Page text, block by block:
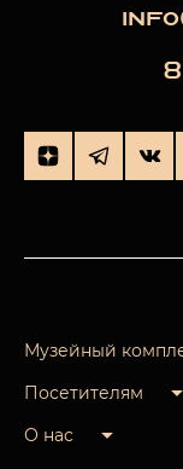
Музейный
Посетителям
О нас